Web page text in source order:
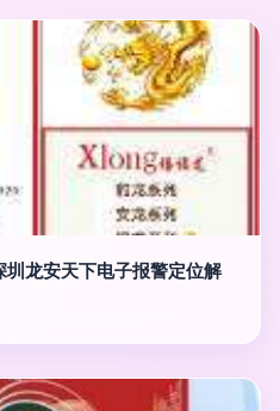
龙安天下电子报警定位解